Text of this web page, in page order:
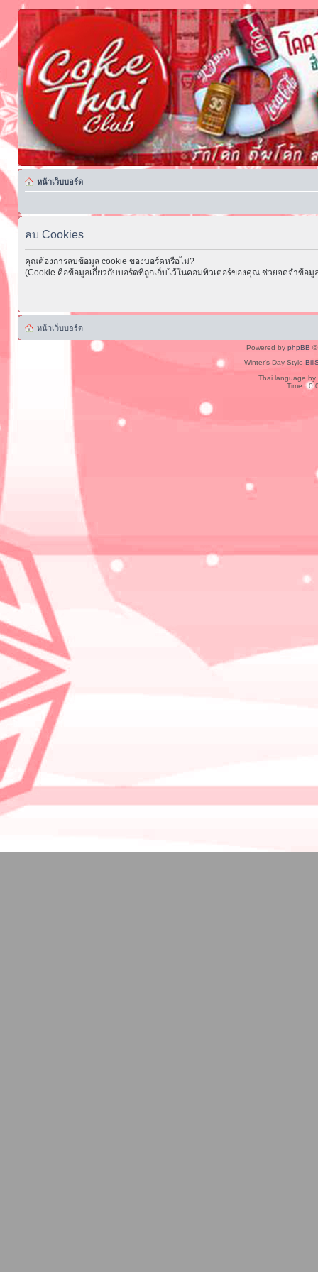
หน้าเว็บบอร์ด
ลบ Cookies
คุณต้องการลบข้อมูล cookie ของบอร์ดหรือไม่?
(Cookie คือข้อมูลเกี่ยวกับบอร์ดที่ถูกเก็บไว้ในคอมพิวเตอร์ของคุณ ช่วยจดจำข้อมู
หน้าเว็บบอร์ด
Powered by phpBB ©
Winter's Day Style
Thai language by
Time :